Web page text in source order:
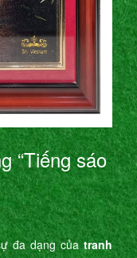
“Tiếng sáo
đa dạng củatranh